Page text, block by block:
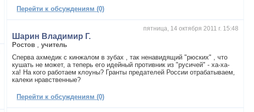
Перейти к обсуждениям (0)
пятница, 14 октября 2011 г. 15:48
Шарин Владимир Г.
Ростов ,учитель
Сперва ахмедик с кинжалом в зубах , так ненавидящий "рюских" , что
кушать не может, а теперь его идейный противник из "русичей" - ха-ха-
ха! На кого работаем клоуны? Гранты предателей России отрабатываем,
калеки нравственные?
Перейти к обсуждениям (0)